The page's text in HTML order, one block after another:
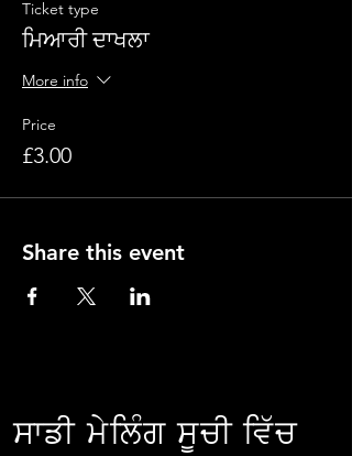
Ticket type
ਮਿਆਰੀ ਦਾਖਲਾ
More info
Price
£3.00
Share this event
ਸਾਡੀ ਮੇਲਿੰਗ ਸੂਚੀ ਵਿੱਚ